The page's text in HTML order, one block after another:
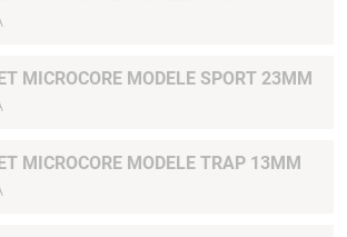
MICROCORE MODELE SPORT 23MM
MICROCORE MODELE TRAP 13MM